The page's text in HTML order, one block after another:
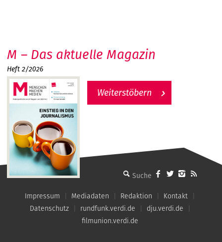
MMM - Menschen machen Medien
M – Das aktuelle Magazin
Heft 2/2026
Weiterstöbern
Impressum Mediadaten Redaktion
Kontakt
Datenschutz
rundfunk.verdi.de
dju.verdi.de
filmunion.verdi.de